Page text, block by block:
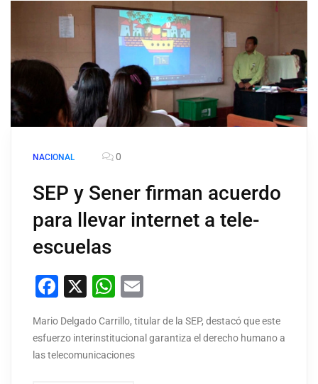
NACIONAL 0
SEP y Sener firman acuerdo
para llevar internet a tele-
escuelas
Facebook
X WhatsApp
Mario Delgado Carrillo, titular de la SEP, destacó que este
esfuerzo interinstitucional garantiza el derecho humano a
las telecomunicaciones